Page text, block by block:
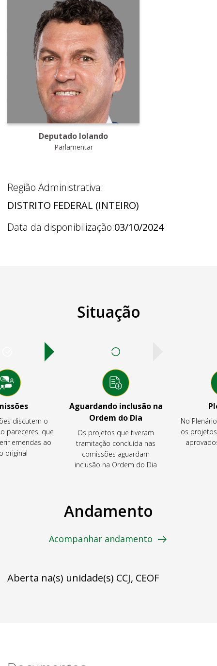
Deputado Iolando
Parlamentar
Região Administrativa:
DISTRITO FEDERAL (INTEIRO)
Data da disponibilização:03/10/2024
Situação
discutem o
pareceres, que
emendas ao
original
Aguardando inclusão na
Ordem do Dia
Os projetos que tiveram
tramitação concluída nas
comissões aguardam
inclusão na Ordem do Dia
No
os
Andamento
Acompanhar andamento
Aberta na(s) unidade(s) CCJ, CEOF